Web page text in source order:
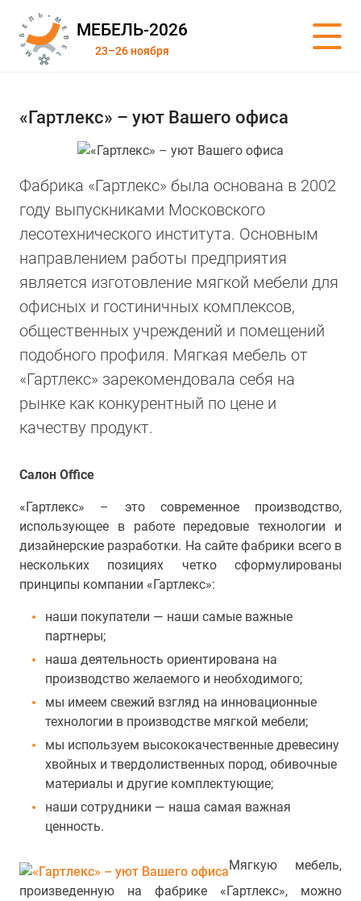
МЕБЕЛЬ-2026
23–26 ноября
«Гартлекс» – уют Вашего офиса
Фабрика «Гартлекс» была основана в 2002
году выпускниками Московского
лесотехнического института. Основным
направлением работы предприятия
является изготовление мягкой мебели для
офисных и гостиничных комплексов,
общественных учреждений и помещений
подобного профиля. Мягкая мебель от
«Гартлекс» зарекомендовала себя на
рынке как конкурентный по цене и
качеству продукт.
Салон Office
«Гартлекс» – это современное производство,
использующее в работе передовые технологии и
дизайнерские разработки. На сайте фабрики всего в
нескольких позициях четко сформулированы
принципы компании «Гартлекс»:
наши покупатели — наши самые важные
партнеры;
наша деятельность ориентирована на
производство желаемого и необходимого;
мы имеем свежий взгляд на инновационные
технологии в производстве мягкой мебели;
мы используем высококачественные древесину
хвойных и твердолиственных пород, обивочные
материалы и другие комплектующие;
наши сотрудники — наша самая важная
ценность.
Мягкую мебель,
произведенную на фабрике «Гартлекс», можно